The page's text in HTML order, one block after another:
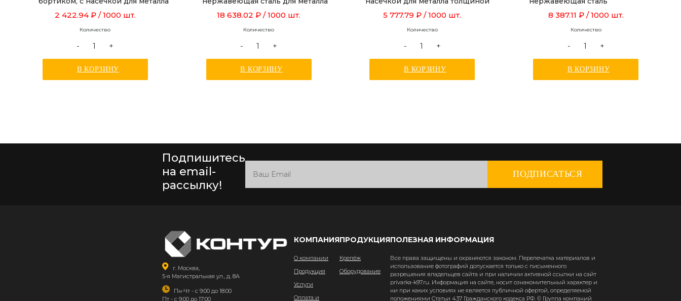
толщиной от 0,5 до 3,0 мм, длиной
2 422.94 ₽ / 1000 шт.
Количество
- +
В КОРЗИНУ
толщиной от 0,5 до 2,0 мм
18 638.02 ₽/ 1000 шт.
Количество
- +
В КОРЗИНУ
от 1,0 до 3,5 мм, длиной 19,0 мм
5 777.79 ₽/ 1000 шт.
Количество
- +
В КОРЗИНУ
8 387.11 ₽ / 1000 шт.
Количество
- +
В КОРЗИНУ
Подпишитесь
на email-
рассылку!
ПОДПИСАТЬСЯ
г. Москва,
5-я Магистральная ул., д. 8А
Пн-Чт - с 9:00 до 18:00
Пт - с 9:00 до 17:00
КОМПАНИЯ
О компании
Продукция
Услуги
Оплата и
ПРОДУКЦИЯ
Крепёж
Оборудование
ПОЛЕЗНАЯ ИНФОРМАЦИЯ
Все права защищены и охраняются законом. Перепечатка материалов и
использование фотографий допускается только с письменного
разрешения владельцев сайта и при наличии активной ссылки на сайт
privarka-k97.ru. Информация на сайте, носит ознакомительный характер и
ни при каких условиях не является публичной офертой, определяемой
положениями Статьи 437 Гражданского кодекса РФ. © Группа компаний